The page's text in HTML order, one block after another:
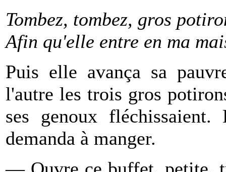
Tombez, tombez, gros
Afin qu'elle entre en ma
Puis elle avança sa
l'autre les trois gros
ses genoux
demanda à manger.